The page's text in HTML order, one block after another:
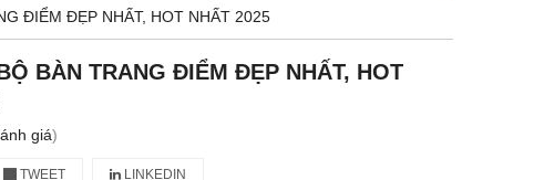
ĐIỂM ĐẸP NHẤT, HOT NHẤT 2025
BÀN TRANG ĐIỂM ĐẸP NHẤT, HOT
giá)
TWEET LINKEDIN